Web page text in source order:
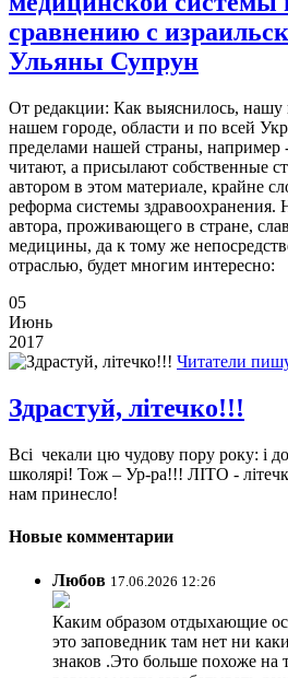
сравнению с
Ульяны Супрун
От редакции: Как выяснилось, нашу
нашем городе, области и по всей
пределами нашей страны, например
читают, а присылают собственные
автором в этом материале, крайне
реформа системы
автора, проживающего в стране,
медицины, да к тому же
отраслью, будет многим интересно:
05
Июнь
2017
Читатели
Здрастуй, літечко!!!
Всі чекали цю чудову пору року: і
школярі! Тож – Ур-ра!!! ЛІТО -
нам принесло!
Новые комментарии
Любов 17.06.2026 12:26
Каким образом отдыхающие
это заповедник там нет ни
знаков .Это больше похоже на